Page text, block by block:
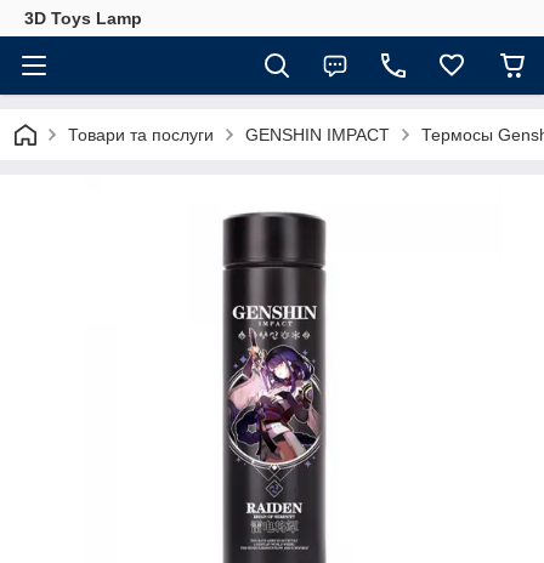
3D Toys Lamp
Товари та послуги GENSHIN IMPACT Термосы